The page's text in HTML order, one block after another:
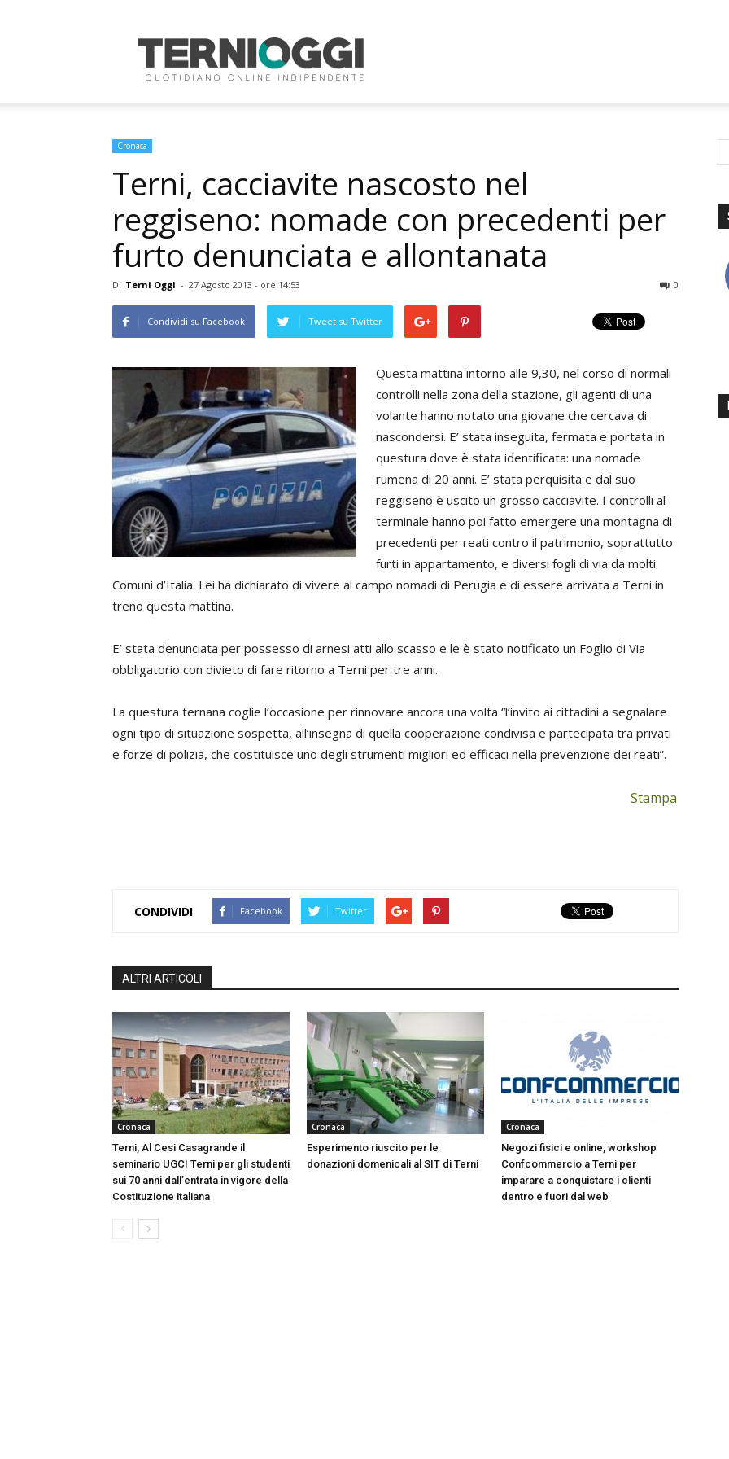
Oggi
Cronaca
Terni, cacciavite nascosto nel
reggiseno: nomade con precedenti per
furto denunciata e allontanata
Di Terni Oggi - 27 Agosto 2013 - ore 14:53 0
Condividi su Facebook Tweet su Twitter
Questa mattina intorno alle 9,30, nel corso di normali
controlli nella zona della stazione, gli agenti di una
volante hanno notato una giovane che cercava di
nascondersi. E’ stata inseguita, fermata e portata in
questura dove è stata identificata: una nomade
rumena di 20 anni. E’ stata perquisita e dal suo
reggiseno è uscito un grosso cacciavite. I controlli al
terminale hanno poi fatto emergere una montagna di
precedenti per reati contro il patrimonio, soprattutto
furti in appartamento, e diversi fogli di via da molti
Comuni d’Italia. Lei ha dichiarato di vivere al campo nomadi di Perugia e di essere arrivata a Terni in
treno questa mattina.
E’ stata denunciata per possesso di arnesi atti allo scasso e le è stato notificato un Foglio di Via
obbligatorio con divieto di fare ritorno a Terni per tre anni.
La questura ternana coglie l’occasione per rinnovare ancora una volta “l’invito ai cittadini a segnalare
ogni tipo di situazione sospetta, all’insegna di quella cooperazione condivisa e partecipata tra privati
e forze di polizia, che costituisce uno degli strumenti migliori ed efficaci nella prevenzione dei reati”.
Stampa
CONDIVIDI Facebook Twitter
ALTRI ARTICOLI
Cronaca
Terni, Al Cesi Casagrande il
seminario UGCI Terni per gli studenti
sui 70 anni dall’entrata in vigore della
Costituzione italiana
Cronaca
Esperimento riuscito per le
donazioni domenicali al SIT di Terni
Cronaca
Negozi fisici e online, workshop
Confcommercio a Terni per
imparare a conquistare i clienti
dentro e fuori dal web